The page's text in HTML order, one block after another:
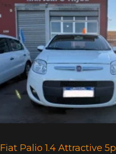
Fiat Palio 1.4 Attractive 5p